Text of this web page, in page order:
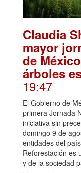
Claudia
mayor
de
árboles
19:47
El Gobierno de
primera Jornada
iniciativa sin
domingo 9 de
entidades del
Reforestación es
y de la sociedad